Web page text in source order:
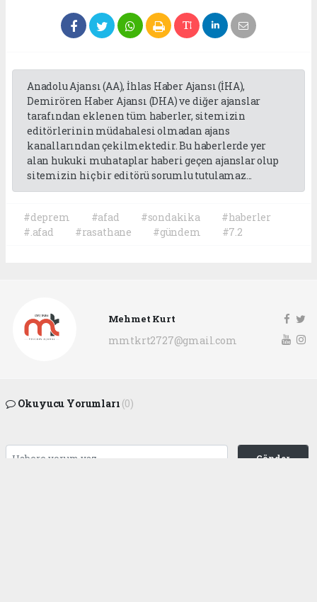
Anadolu Ajansı (AA), İhlas Haber Ajansı (İHA),
Demirören Haber Ajansı (DHA) ve diğer ajanslar
tarafından eklenen tüm haberler, sitemizin
editörlerinin müdahalesi olmadan ajans
kanallarından çekilmektedir. Bu haberlerde yer
alan hukuki muhataplar haberi geçen ajanslar olup
sitemizin hiç bir editörü sorumlu tutulamaz...
#deprem #afad #sondakika
#haberler
#.afad
#rasathane #gündem #7.2
Mehmet Kurt
mmtkrt2727@gmail.com
Okuyucu Yorumları (0)
Gönder